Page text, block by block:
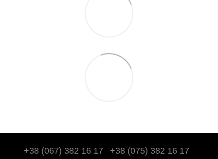
+38 (067) 382 16 17 +38 (075) 382 16 17